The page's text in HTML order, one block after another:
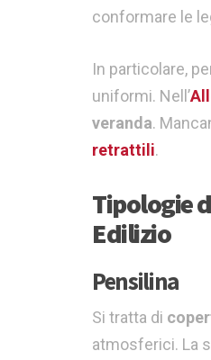
conformare le
In particolare,
uniformi. Nell’
veranda.
retrattili.
Tipologie
Edilizio
Pensilina
Si tratta di
atmosferici. La